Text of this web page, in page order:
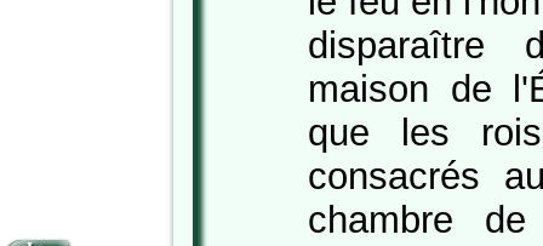
maison de
que les
consacrés
chambre de